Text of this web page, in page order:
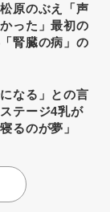
原のぶえ「声
った」最初の
腎臓の病」の
なる」との言
テージ4乳が
るのが夢」